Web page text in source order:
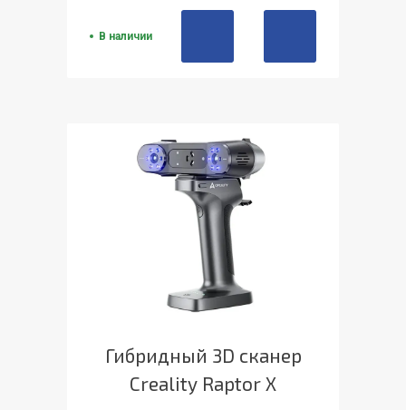
В наличии
Гибридный 3D сканер
Creality Raptor Х